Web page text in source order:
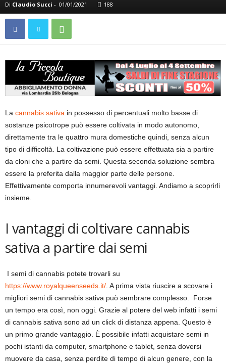
Di Claudio Succi - 01/01/2021 188
La cannabis sativa in possesso di percentuali molto basse di
sostanze psicotrope può essere coltivata in modo autonomo,
direttamente tra le quattro mura domestiche quindi, senza alcun
tipo di difficoltà. La coltivazione può essere effettuata sia a partire
da cloni che a partire da semi. Questa seconda soluzione sembra
essere la preferita dalla maggior parte delle persone.
Effettivamente comporta innumerevoli vantaggi. Andiamo a scoprirli
insieme.
I vantaggi di coltivare cannabis
sativa a partire dai semi
I semi di cannabis potete trovarli su
https://www.royalqueenseeds.it/ . A prima vista riuscire a scovare i
migliori semi di cannabis sativa può sembrare complesso. Forse
un tempo era così, non oggi. Grazie al potere del web infatti i semi
di cannabis sativa sono ad un click di distanza appena. Questo è
un primo grande vantaggio. È possibile infatti acquistare semi in
pochi istanti da computer, smartphone e tablet, senza doversi
muovere da casa, senza perdite di tempo di alcun genere, con la